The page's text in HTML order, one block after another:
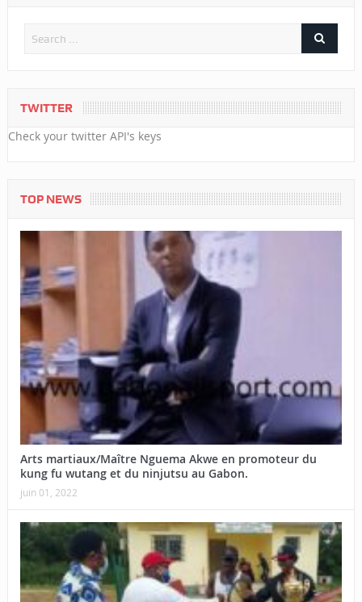
TWITTER
Check your twitter API's keys
TOP NEWS
Arts martiaux/Maître Nguema Akwe en promoteur du
kung fu wutang et du ninjutsu au Gabon.
juin 01, 2022